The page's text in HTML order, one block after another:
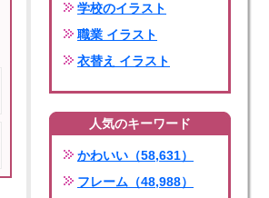
学校のイラスト
職業 イラスト
衣替え イラスト
人気のキーワード
かわいい（58,631）
フレーム（48,988）